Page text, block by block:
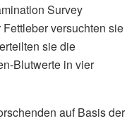
Survey
versuchten sie
sie die
Blutwerte in vier
auf Basis der